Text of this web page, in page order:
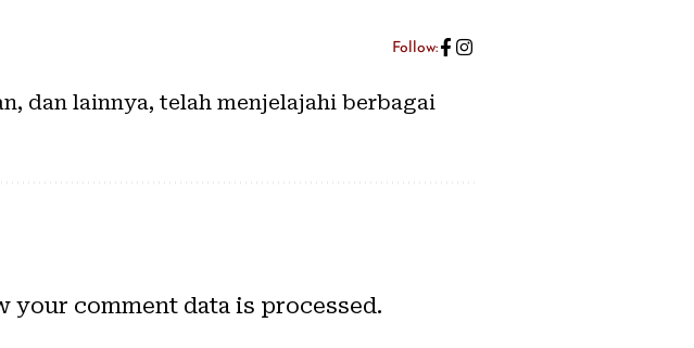
Follow:
dan lainnya, telah menjelajahi berbagai
your comment data is processed.